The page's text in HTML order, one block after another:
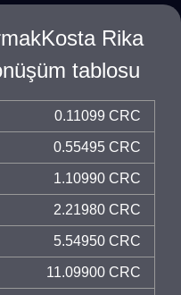
Rika
tablosu
0.11099 CRC
0.55495 CRC
1.10990 CRC
2.21980 CRC
5.54950 CRC
11.09900 CRC